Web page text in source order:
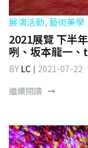
展演活動, 藝術美學
2021展覽 下半
咧、坂本龍一
BY LC
2021-07-22
繼續閱讀